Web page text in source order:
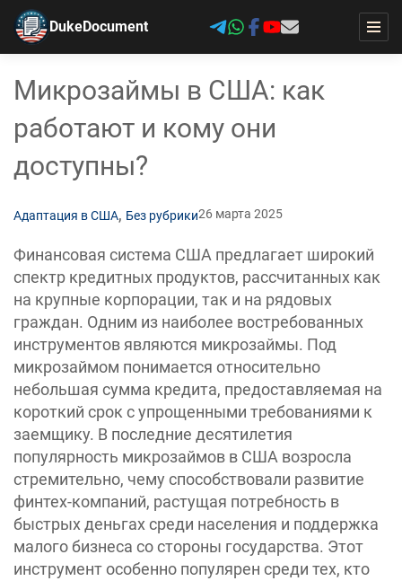
DukeDocument
Микрозаймы в США: как
работают и кому они
доступны?
Адаптация в США, Без рубрики26 марта 2025
Финансовая система США предлагает широкий
спектр кредитных продуктов, рассчитанных как
на крупные корпорации, так и на рядовых
граждан. Одним из наиболее востребованных
инструментов являются микрозаймы. Под
микрозаймом понимается относительно
небольшая сумма кредита, предоставляемая на
короткий срок с упрощенными требованиями к
заемщику. В последние десятилетия
популярность микрозаймов в США возросла
стремительно, чему способствовали развитие
финтех-компаний, растущая потребность в
быстрых деньгах среди населения и поддержка
малого бизнеса со стороны государства. Этот
инструмент особенно популярен среди тех, кто